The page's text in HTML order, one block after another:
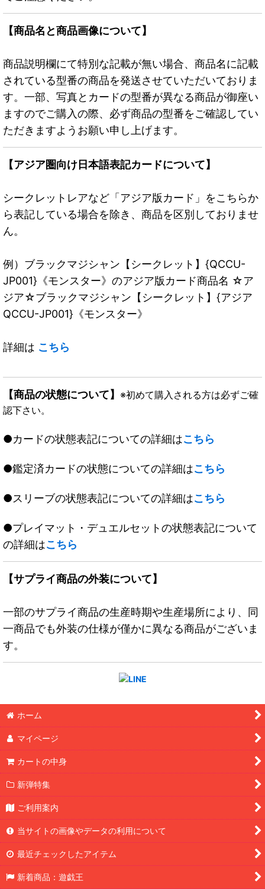
【商品名と商品画像について】
商品説明欄にて特別な記載が無い場合、商品名に記載
されている型番の商品を発送させていただいておりま
す。一部、写真とカードの型番が異なる商品が御座い
ますのでご購入の際、必ず商品の型番をご確認してい
ただきますようお願い申し上げます。
【アジア圏向け日本語表記カードについて】
シークレットレアなど「アジア版カード」をこちらか
ら表記している場合を除き、商品を区別しておりませ
ん。
例）ブラックマジシャン【シークレット】{QCCU-
JP001}《モンスター》のアジア版カード商品名 ☆ア
ジア☆ブラックマジシャン【シークレット】{アジア
QCCU-JP001}《モンスター》
詳細は こちら
【商品の状態について】 ※初めて購入される方は必ずご確
認下さい。
●カードの状態表記についての詳細はこちら
●鑑定済カードの状態についての詳細はこちら
●スリーブの状態表記についての詳細はこちら
●プレイマット・デュエルセットの状態表記について
の詳細はこちら
【サプライ商品の外装について】
一部のサプライ商品の生産時期や生産場所により、同
一商品でも外装の仕様が僅かに異なる商品がございま
す。
ホーム
マイページ
カートの中身
新弾特集
ご利用案内
当サイトの画像やデータの利用について
最近チェックしたアイテム
新着商品：遊戯王